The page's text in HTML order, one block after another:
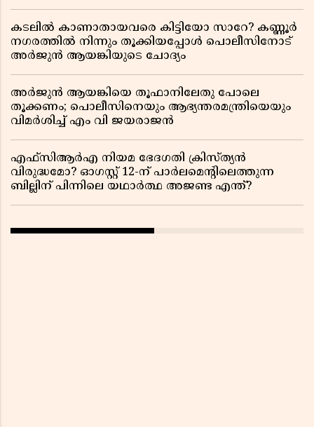
കടലിൽ കാണാതായവരെ കിട്ടിയോ സാറേ? കണ്ണൂർ
നഗരത്തിൽ നിന്നും തൂക്കിയപ്പോൾ പൊലീസിനോട്
അർജുൻ ആയങ്കിയുടെ ചോദ്യം
അർജുൻ ആയങ്കിയെ തൂഫാനിലേതു പോലെ
തൂക്കണം; പൊലീസിനെയും ആഭ്യന്തരമന്ത്രിയെയും
വിമർശിച്ച് എം വി ജയരാജൻ
എഫ്സിആർഎ നിയമ ഭേദഗതി ക്രിസ്ത്യൻ
വിരുദ്ധമോ? ഓഗസ്റ്റ് 12-ന് പാർലമെന്റിലെത്തുന്ന
ബില്ലിന് പിന്നിലെ യഥാർത്ഥ അജണ്ട എന്ത്?